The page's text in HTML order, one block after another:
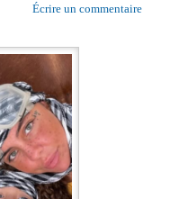
Écrire un commentaire